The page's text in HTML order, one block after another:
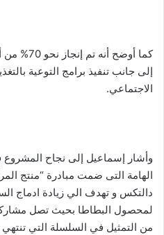
كما أوضح
إلى جانب تنفيذ برامج التوعية
الاجتماعي.
وأشار إسماعيل إلى نجاح المشروع
الهامة التى ضمت مبادرة “منتج
دالتكس و تهدف الي زيادة ادماج
من التمثيل في السلسلة التي تنتهي